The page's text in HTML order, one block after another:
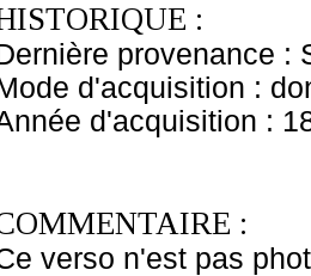
:
provenance :
d'acquisition :
d'acquisition :
:
verso n'est pas